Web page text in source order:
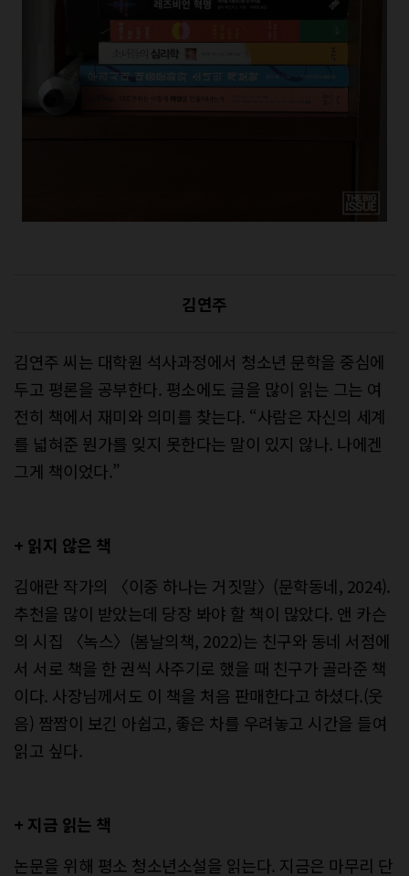
김연주
김연주 씨는 대학원 석사과정에서 청소년 문학을 중심에
두고 평론을 공부한다. 평소에도 글을 많이 읽는 그는 여
전히 책에서 재미와 의미를 찾는다. “사람은 자신의 세계
를 넓혀준 뭔가를 잊지 못한다는 말이 있지 않나. 나에겐
그게 책이었다.”
+ 읽지 않은 책
김애란 작가의 〈이중 하나는 거짓말〉(문학동네, 2024).
추천을 많이 받았는데 당장 봐야 할 책이 많았다. 앤 카슨
의 시집 〈녹스〉(봄날의책, 2022)는 친구와 동네 서점에
서 서로 책을 한 권씩 사주기로 했을 때 친구가 골라준 책
이다. 사장님께서도 이 책을 처음 판매한다고 하셨다.(웃
음) 짬짬이 보긴 아쉽고, 좋은 차를 우려놓고 시간을 들여
읽고 싶다.
+ 지금 읽는 책
논문을 위해 평소 청소년소설을 읽는다. 지금은 마무리 단